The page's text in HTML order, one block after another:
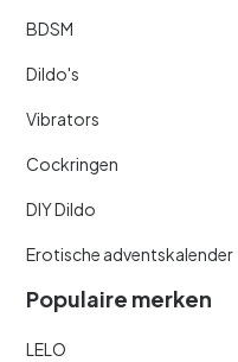
BDSM
Dildo's
Vibrators
Cockringen
DIY Dildo
Erotische adventskalender
Populaire merken
LELO